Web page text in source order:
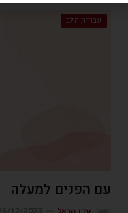
עבודת הלב
עם הפנים למעלה